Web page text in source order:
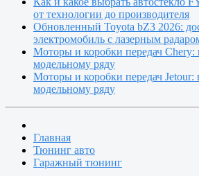
от технологии до производителя
Обновленный Toyota bZ3 2026:
электромобиль с лазерным
Моторы и коробки передач
модельному ряду
Моторы и коробки передач
модельному ряду
Главная
Тюнинг авто
Гаражный тюнинг